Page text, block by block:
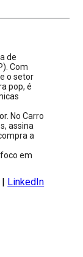
de
Com
o setor
pop, é
No Carro
assina
a
em
| LinkedIn